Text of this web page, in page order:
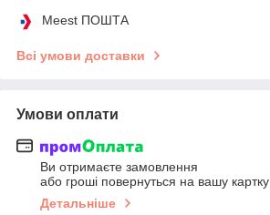
Meest ПОШТА
Всі умови доставки
Умови оплати
Ви отримаєте замовлення
або гроші повернуться на вашу картку
Детальніше